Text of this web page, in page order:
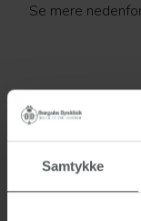
Samtykke
Se mere